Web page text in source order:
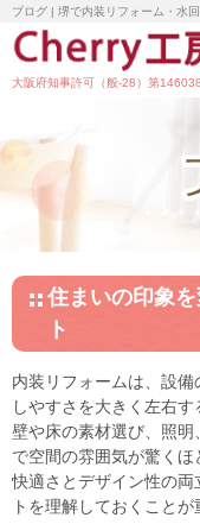
ブログ | 堺で内装リフォーム・水
大阪府知事許可（般-28）第
住まいの印象
ト
内装リフォームは、設
しやすさを大きく左右す
壁や床の素材選び、照
で空間の雰囲気が驚くほ
快適さとデザイン性の
トを理解しておくことが